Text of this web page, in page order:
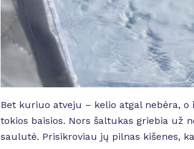
Bet kuriuo atveju – kelio atgal nebėra,
tokios baisios. Nors šaltukas griebia už
saulutė. Prisikroviau jų pilnas kišenes,